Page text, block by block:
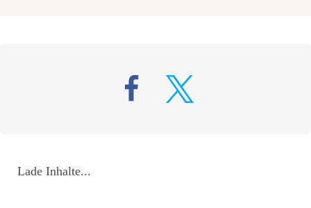
Lade Inhalte...